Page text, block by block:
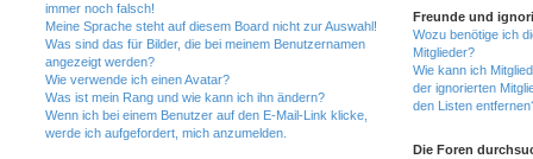
immer noch falsch!
Meine Sprache steht auf diesem Board nicht zur Auswahl!
Was sind das für Bilder, die bei meinem Benutzernamen
angezeigt werden?
Wie verwende ich einen Avatar?
Was ist mein Rang und wie kann ich ihn ändern?
Wenn ich bei einem Benutzer auf den E-Mail-Link klicke,
werde ich aufgefordert, mich anzumelden.
Freunde und
Wozu benötige ich
Mitglieder?
Wie kann ich
der ignorierten
den Listen
Die Foren